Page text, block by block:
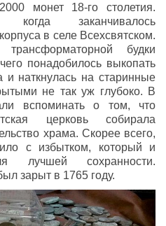
монет 18-го столетия.
когда заканчивалось
в селе Всехсвятском.
будки
понадобилось выкопать
и наткнулась на старинные
не так уж глубоко. В
вспоминать о том, что
церковь собирала
храма. Скорее всего,
с избытком, который и
лучшей сохранности.
зарыт в 1765 году.